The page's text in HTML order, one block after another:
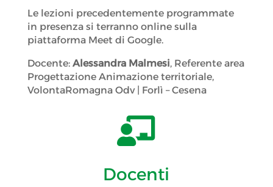
Le lezioni precedentemente programmate
in presenza si terranno online sulla
piattaforma Meet di Google.
Docente:Alessandra Malmesi, Referente area
Progettazione Animazione territoriale,
VolontaRomagna Odv | Forlì – Cesena

Docenti